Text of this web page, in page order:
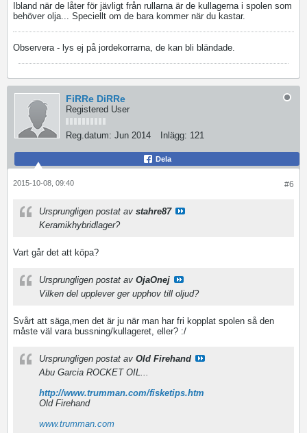
Ibland när de låter för jävligt från rullarna är de kullagerna i spolen som
behöver olja... Speciellt om de bara kommer när du kastar.
Observera - lys ej på jordekorrarna, de kan bli bländade.
FiRRe DiRRe
Registered User
Reg.datum: Jun 2014 Inlägg: 121
Dela
#6
2015-10-08, 09:40
Ursprungligen postat av stahre87
Keramikhybridlager?
Vart går det att köpa?
Ursprungligen postat av OjaOnej
Vilken del upplever ger upphov till oljud?
Svårt att säga,men det är ju när man har fri kopplat spolen så den
måste väl vara bussning/kullageret, eller? :/
Ursprungligen postat av Old Firehand
Abu Garcia ROCKET OIL...
http://www.trumman.com/fisketips.htm
Old Firehand
www.trumman.com